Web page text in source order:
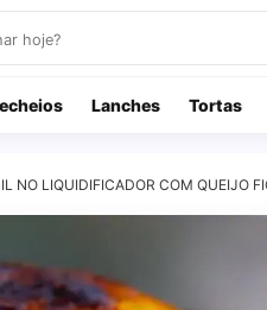
Lanches Tortas
NO LIQUIDIFICADOR COM QUEIJO